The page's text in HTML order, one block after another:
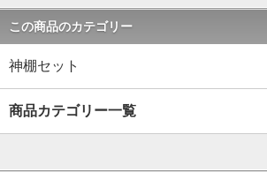
この商品のカテゴリー
神棚セット
商品カテゴリー一覧